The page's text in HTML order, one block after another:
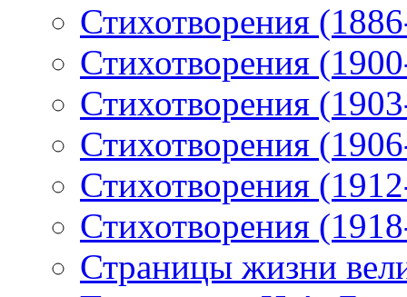
Стихотворения
Стихотворения
Стихотворения
Стихотворения
Стихотворения
Стихотворения
Страницы жизни